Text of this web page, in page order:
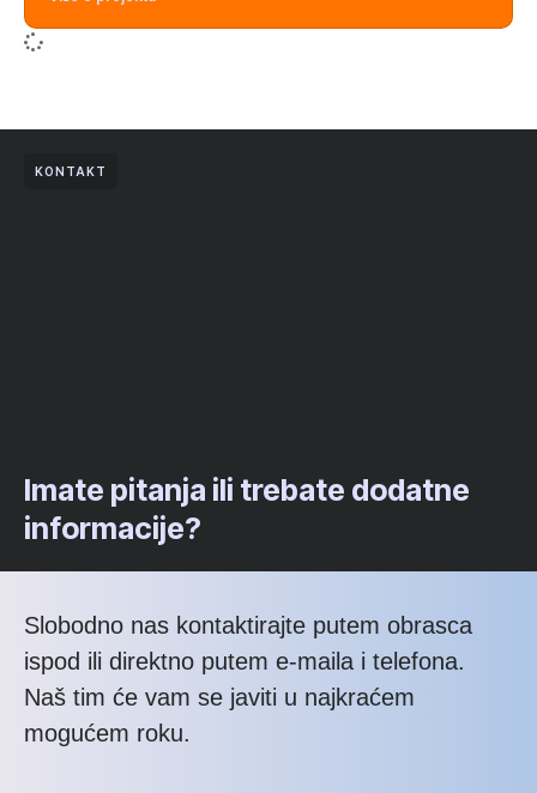
KONTAKT
Imate pitanja ili trebate dodatne
informacije?
Slobodno nas kontaktirajte putem obrasca
ispod ili direktno putem e-maila i telefona.
Naš tim će vam se javiti u najkraćem
mogućem roku.